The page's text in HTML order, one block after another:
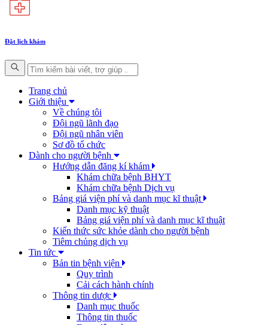
Đặt lịch khám
Trang chủ
Giới thiệu
Về chúng tôi
Đội ngũ lãnh đạo
Đội ngũ nhân viên
Sơ đồ tổ chức
Dành cho người bệnh
Hướng dẫn đăng kí khám
Khám chữa bệnh BHYT
Khám chữa bệnh Dịch vụ
Bảng giá viện phí và danh mục kĩ thuật
Danh mục kỹ thuật
Bảng giá viện phí và danh mục kĩ thuật
Kiến thức sức khỏe dành cho người bệnh
Tiêm chủng dịch vụ
Tin tức
Bản tin bệnh viện
Quy trình
Cải cách hành chính
Thông tin dược
Danh mục thuốc
Thông tin thuốc